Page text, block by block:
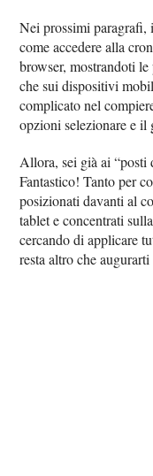
Nei prossimi paragrafi,
come accedere alla
browser, mostrandoti
che sui dispositivi
complicato nel
opzioni selezionare e il
Allora, sei già ai “posti
Fantastico! Tanto per
posizionati davanti al
tablet e concentrati
cercando di applicare
resta altro che